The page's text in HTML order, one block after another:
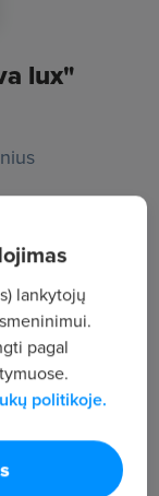
lux"
lankytojų
pagal
politikoje.